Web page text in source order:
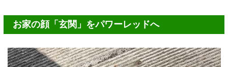
お家の顔「玄関」をパワーレッドへ